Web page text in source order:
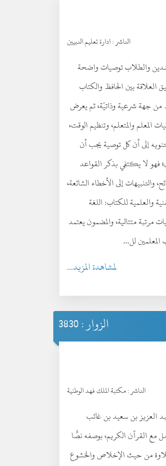
الناشر :ادارة تعليم النبيين
والطلاب توصيات واضحة
العلاقة بين الحافظ والكتاب
من جهة شرعية وذاتيّة، ثم يعرض
المعلم والمتعلم، وتنظيم الوقت،
إلى أن كل توصية يجب أن
فهو لا يكتفي بذكر القواعد
والتنبيهات إلى الأخطاء الشائعة،
والعلمية للكتاب: اللغة
متتالية، والمضمون يعتمد
لل...
لمشاهدة المزيد...
الزوار : 3830
الناشر :مكتبة الملك فهد الوطنية
العزيز بن سعيد بن غائب
مع القرآن الكريم، بوصفه نصًّا
من حيث الإخلاص والخشوع